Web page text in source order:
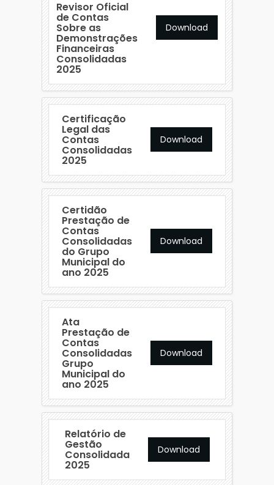
Revisor Oficial
de Contas
Sobre as
Demonstrações
Financeiras
Consolidadas
2025
Download
Certificação
Legal das
Contas
Consolidadas
2025
Download
Certidão
Prestação de
Contas
Consolidadas
do Grupo
Municipal do
ano 2025
Download
Ata
Prestação de
Contas
Consolidadas
Grupo
Municipal do
ano 2025
Download
Relatório de
Gestão
Consolidada
2025
Download